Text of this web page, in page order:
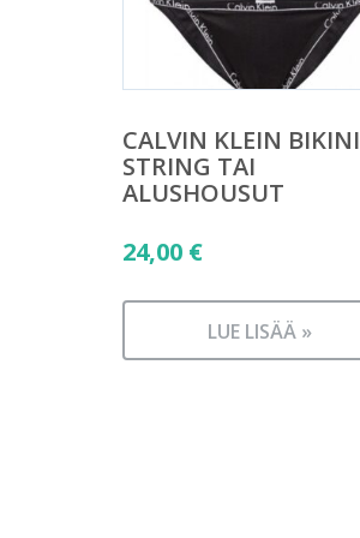
CALVIN KLEIN BIKINI
STRING TAI
ALUSHOUSUT
24,00 €
LUE LISÄÄ »